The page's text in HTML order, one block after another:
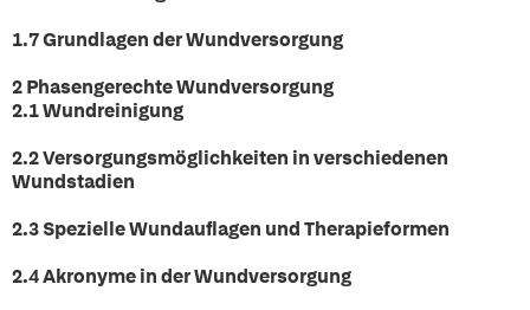
1.7 Grundlagen der Wundversorgung
2 Phasengerechte Wundversorgung
2.1 Wundreinigung
2.2 Versorgungsmöglichkeiten in verschiedenen
Wundstadien
2.3 Spezielle Wundauflagen und Therapieformen
2.4 Akronyme in der Wundversorgung